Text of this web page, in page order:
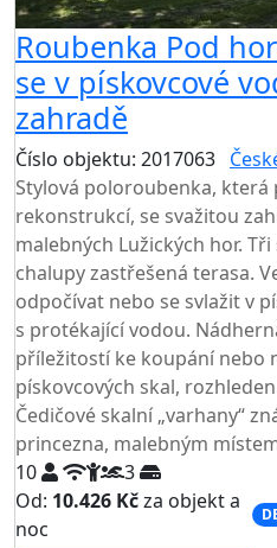
Roubenka Pod
se v pískovcové
zahradě
Číslo objektu: 2017063
Stylová poloroubenka, která
rekonstrukcí, se svažitou
malebných Lužických hor.
chalupy zastřešená terasa.
odpočívat nebo se svlažit v
s protékající vodou.
příležitostí ke koupání nebo
pískovcových skal,
Čedičové skalní „varhany“
princezna, malebným
10
3
Od: 10.426 Kčza objekt a
noc